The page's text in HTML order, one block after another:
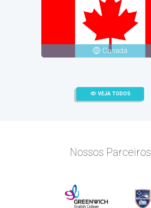
Canadá
VEJA TODOS
Nossos Parceiros